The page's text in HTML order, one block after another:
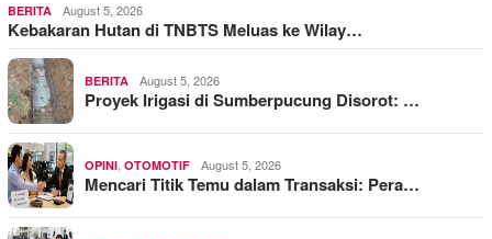
BERITA August 5, 2026
Kebakaran Hutan di TNBTS Meluas ke Wilay…
BERITA August 5, 2026
Proyek Irigasi di Sumberpucung Disorot: …
OPINI, OTOMOTIF August 5, 2026
Mencari Titik Temu dalam Transaksi: Pera…